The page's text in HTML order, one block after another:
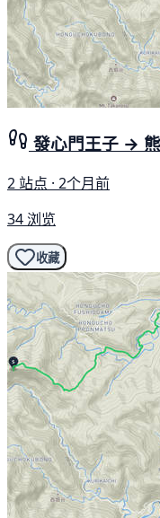
發心門王子 →
2 站点 · 2个月前
34 浏览
收藏